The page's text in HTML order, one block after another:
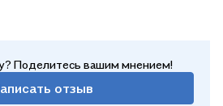
Поделитесь вашим мнением!
отзыв